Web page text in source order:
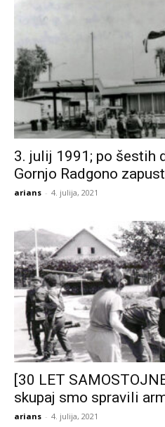
3. julij 1991; po šestih
Gornjo Radgono
arians - 4. julija, 2021
[30 LET
skupaj smo spravili
arians - 4. julija, 2021